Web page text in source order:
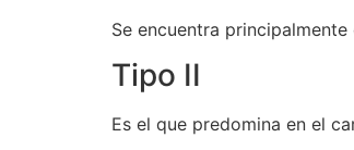
Se encuentra
Tipo II
Es el que predomina en el